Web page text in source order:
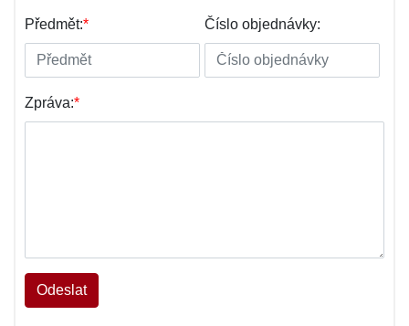
Předmět:* Číslo objednávky:
Zpráva:*
Odeslat